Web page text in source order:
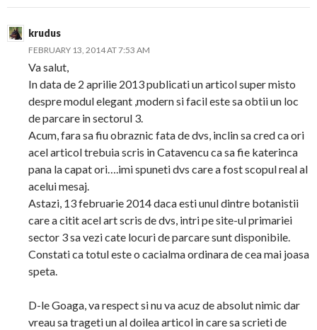
krudus
FEBRUARY 13, 2014 AT 7:53 AM
Va salut,
In data de 2 aprilie 2013 publicati un articol super misto
despre modul elegant ,modern si facil este sa obtii un loc
de parcare in sectorul 3.
Acum, fara sa fiu obraznic fata de dvs, inclin sa cred ca ori
acel articol trebuia scris in Catavencu ca sa fie katerinca
pana la capat ori….imi spuneti dvs care a fost scopul real al
acelui mesaj.
Astazi, 13 februarie 2014 daca esti unul dintre botanistii
care a citit acel art scris de dvs, intri pe site-ul primariei
sector 3 sa vezi cate locuri de parcare sunt disponibile.
Constati ca totul este o cacialma ordinara de cea mai joasa
speta.
D-le Goaga, va respect si nu va acuz de absolut nimic dar
vreau sa trageti un al doilea articol in care sa scrieti de